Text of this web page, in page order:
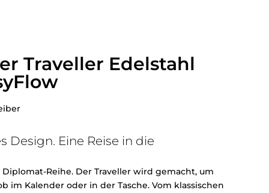
Traveller Edelstahl
Design. Eine Reise in die
Reihe. Der Traveller wird gemacht, um
im Kalender oder in der Tasche. Vom klassischen